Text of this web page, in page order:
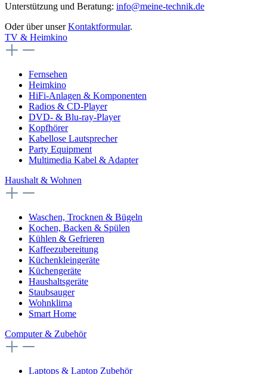
Unterstützung und Beratung: info@meine-technik.de
Oder über unserKontaktformular.
TV & Heimkino
Fernsehen
Heimkino
HiFi-Anlagen & Komponenten
Radios & CD-Player
DVD- & Blu-ray-Player
Kopfhörer
Kabellose Lautsprecher
Party Equipment
Multimedia Kabel & Adapter
Haushalt & Wohnen
Waschen, Trocknen & Bügeln
Kochen, Backen & Spülen
Kühlen & Gefrieren
Kaffeezubereitung
Küchenkleingeräte
Küchengeräte
Haushaltsgeräte
Staubsauger
Wohnklima
Smart Home
Computer & Zubehör
Laptops & Laptop Zubehör